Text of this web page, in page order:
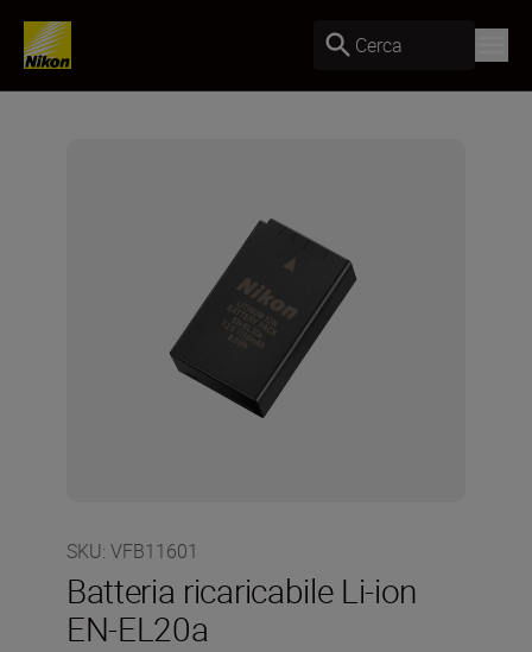
Cerca
SKU: VFB11601
Batteria ricaricabile Li-ion
EN-EL20a